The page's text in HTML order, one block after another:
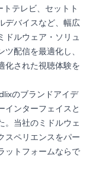
テレビ、セットト
デバイスなど、幅広
ドルウェア・ソリュ
配信を最適化し、
化された視聴体験を
のブランドアイデ
インターフェイスと
。当社のミドルウェ
スペリエンスをパー
ットフォームならで